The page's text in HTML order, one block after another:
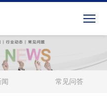
常见问答